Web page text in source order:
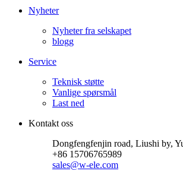
Nyheter
Nyheter fra selskapet
blogg
Service
Teknisk støtte
Vanlige spørsmål
Last ned
Kontakt oss
Dongfengfenjin road, Liushi by,
+86 15706765989
sales@w-ele.com